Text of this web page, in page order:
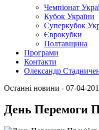
Чемпіонат
Кубок України
Суперкубок
Єврокубки
Полтавщина
Програми
Контакти
Олександр
Останні новини - 07-04-
День Перемоги